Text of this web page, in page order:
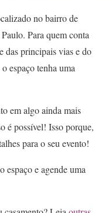
no bairro de
Para quem conta
das principais vias e do
espaço tenha uma
em algo ainda mais
é possível! Isso porque,
para o seu evento!
espaço e agende uma